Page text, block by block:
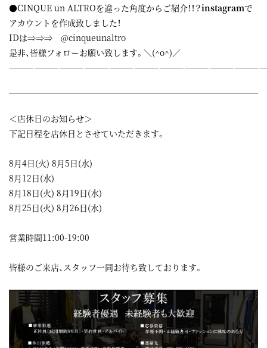
●CINQUE un ALTROを違った角度からご紹介！！？instagramで
アカウントを作成致しました！
IDは⇒⇒⇒ @cinqueunaltro
是非、皆様フォローお願い致します。＼(^o^)／
＜店休日のお知らせ＞
下記日程を店休日とさせていただきます。
8月4日(火) 8月5日(水)
8月12日(水)
8月18日(火) 8月19日(水)
8月25日(火) 8月26日(水)
営業時間11:00-19:00
皆様のご来店、スタッフ一同お待ち致しております。